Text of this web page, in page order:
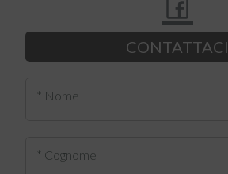
CONTATTACI
* Nome
* Cognome